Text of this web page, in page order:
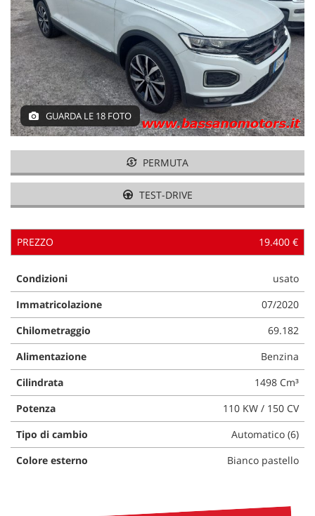
ASSISTENZA
CONTATTI
PROMO FINANZIAMENTI
IL SABATO POMERIGGIO
GUARDA LE 18 FOTO
PERMUTA
TEST-DRIVE
PREZZO 19.400 €
Condizioni
usato
Immatricolazione
07/2020
Chilometraggio
69.182
Alimentazione
Benzina
Cilindrata
1498 Cm³
Potenza
110 KW / 150 CV
Tipo di cambio
Automatico (6)
Colore esterno
Bianco pastello